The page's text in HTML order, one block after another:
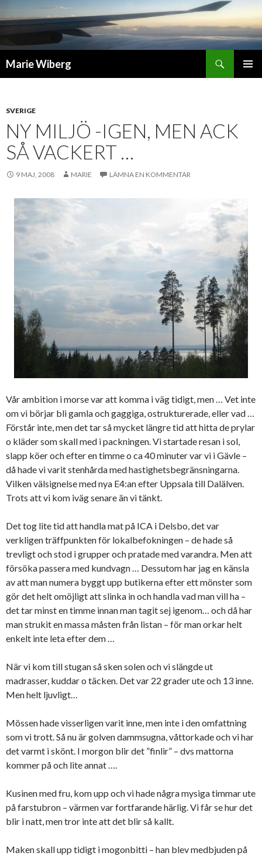
Marie Wiberg
SVERIGE
NY MILJÖ -IGEN, MEN ACK
SÅ VACKERT …
9 MAJ, 2008 MARIE LÄMNA EN KOMMENTAR
Vår ambition i morse var att komma i väg tidigt, men … Vet inte
om vi börjar bli gamla och gaggiga, ostrukturerade, eller vad …
Förstår inte, men det tar så mycket längre tid att hitta de prylar
o kläder som skall med i packningen. Vi startade resan i sol,
slapp köer och efter en timme o ca 40 minuter var vi i Gävle –
då hade vi varit stenhårda med hastighetsbegränsningarna.
Vilken välsignelse med nya E4:an efter Uppsala till Dalälven.
Trots att vi kom iväg senare än vi tänkt.
Det tog lite tid att handla mat på ICA i Delsbo, det var
verkligen träffpunkten för lokalbefokningen – de hade så
trevligt och stod i grupper och pratade med varandra. Men att
försöka passera med kundvagn … Dessutom har jag en känsla
av att man numera byggt upp butikerna efter ett mönster som
gör det helt omöjligt att slinka in och handla vad man vill ha –
det tar minst en timme innan man tagit sej igenom… och då har
man strukit en massa måsten från listan – för man orkar helt
enkelt inte leta efter dem …
När vi kom till stugan så sken solen och vi slängde ut
madrasser, kuddar o täcken. Det var 22 grader ute och 13 inne.
Men helt ljuvligt…
Mössen hade visserligen varit inne, men inte i den omfattning
som vi trott. Så nu är golven dammsugna, våttorkade och vi har
det varmt i skönt. I morgon blir det ”finlir” – dvs mattorna
kommer på och lite annat ….
Kusinen med fru, kom upp och vi hade några mysiga timmar ute
på farstubron – värmen var fortfarande härlig. Vi får se hur det
blir i natt, men tror inte att det blir så kallt.
Maken skall upp tidigt i mogonbitti – han blev medbjuden på